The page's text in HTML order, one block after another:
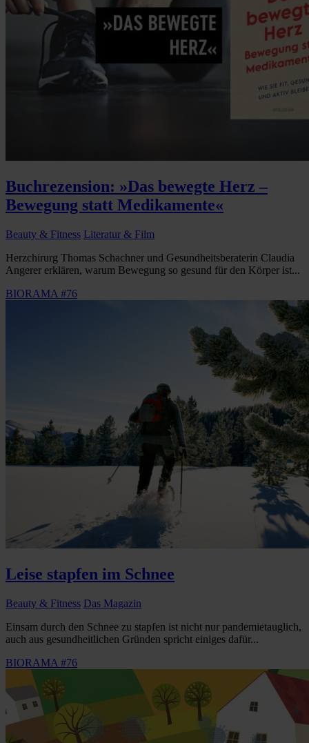
Buchrezension: »Das bewegte Herz –
Bewegung statt Medikamente«
Beauty & Fitness Literatur & Film
Herzchirurg Thomas Schachner und Gesundheitsberaterin Claudia
Angerer erklären, warum Bewegung so gesund für den Körper ist...
BIORAMA #76
Leise stapfen im Schnee
Beauty & Fitness Das Magazin
Einsam durch den Schnee zu stapfen ist nicht nur pandemietauglich,
auch aus gesundheitlichen Gründen spricht einiges dafür...
BIORAMA #76